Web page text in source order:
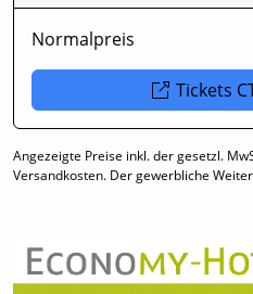
Normalpreis
Tickets
Angezeigte Preise inkl. der gesetzl.
Versandkosten. Der gewerbliche